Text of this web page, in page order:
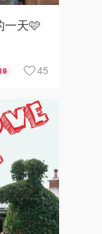
一天🩷
45